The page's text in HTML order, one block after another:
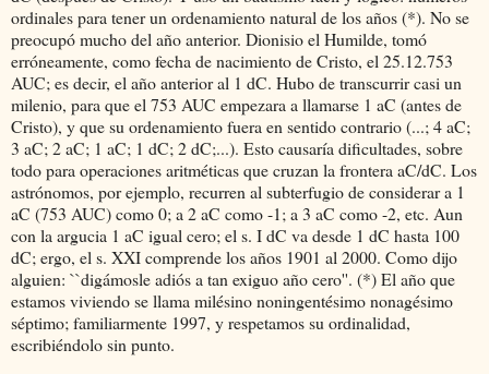
ordinales para tener un ordenamiento natural de los años (*). No se
preocupó mucho del año anterior. Dionisio el Humilde, tomó
erróneamente, como fecha de nacimiento de Cristo, el 25.12.753
AUC; es decir, el año anterior al 1 dC. Hubo de transcurrir casi un
milenio, para que el 753 AUC empezara a llamarse 1 aC (antes de
Cristo), y que su ordenamiento fuera en sentido contrario (...; 4 aC;
3 aC; 2 aC; 1 aC; 1 dC; 2 dC;...). Esto causaría dificultades, sobre
todo para operaciones aritméticas que cruzan la frontera aC/dC. Los
astrónomos, por ejemplo, recurren al subterfugio de considerar a 1
aC (753 AUC) como 0; a 2 aC como -1; a 3 aC como -2, etc. Aun
con la argucia 1 aC igual cero; el s. I dC va desde 1 dC hasta 100
dC; ergo, el s. XXI comprende los años 1901 al 2000. Como dijo
alguien: ``digámosle adiós a tan exiguo año cero''. (*) El año que
estamos viviendo se llama milésino noningentésimo nonagésimo
séptimo; familiarmente 1997, y respetamos su ordinalidad,
escribiéndolo sin punto.